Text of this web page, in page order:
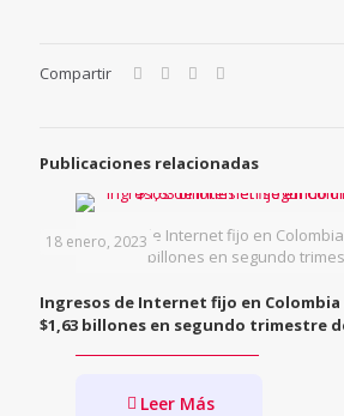
Compartir
Publicaciones relacionadas
Ingresos de Internet fijo en
billones en segundo
18 enero, 2023
Ingresos de Internet fijo en
$1,63 billones en segundo trimestre
Leer Más